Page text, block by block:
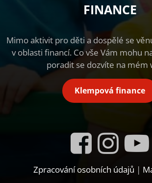
FINANCE
Mimo aktivit pro děti a dospělé se
v oblasti financí. Co vše Vám mohu
poradit se dozvíte na mém
Klempová finance
Zpracování osobních údajů |